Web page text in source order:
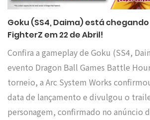
Goku (SS4, Daima) está
FighterZ em 22 de Abril!
Confira a gameplay de Goku (SS4,
evento Dragon Ball Games Battle
torneio, a Arc System Works
data de lançamento e divulgou o
personagem, confirmado no anúncio